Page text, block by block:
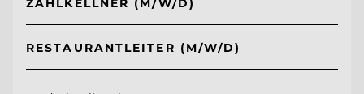
RESTAURANTLEITER (M/W/D)